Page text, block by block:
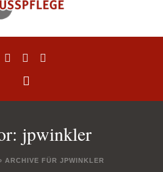
jpwinkler
ARCHIVE FÜR JPWINKLER